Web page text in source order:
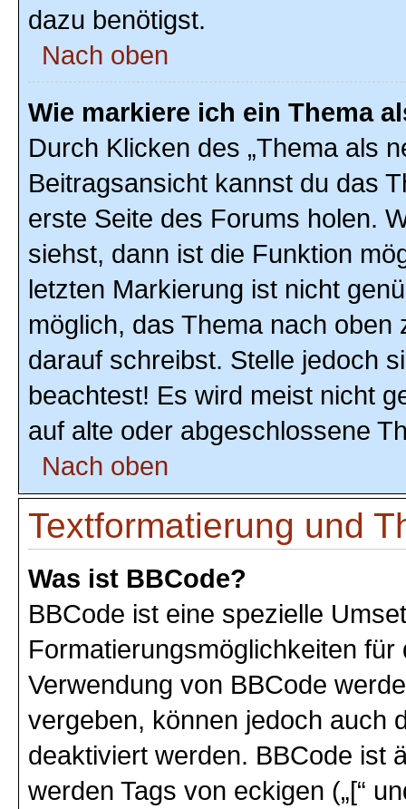
dazu benötigst.
Nach oben
Wie markiere ich ein Thema
Durch Klicken des „Thema als
Beitragsansicht kannst du das
erste Seite des Forums holen.
siehst, dann ist die Funktion
letzten Markierung ist nicht
möglich, das Thema nach
darauf schreibst. Stelle jedoch
beachtest! Es wird meist nicht
auf alte oder abgeschlossene
Nach oben
Textformatierung und
Was ist BBCode?
BBCode ist eine spezielle
Formatierungsmöglichkeiten
Verwendung von BBCode
vergeben, können jedoch auch
deaktiviert werden. BBCode ist
werden Tags von eckigen („[“